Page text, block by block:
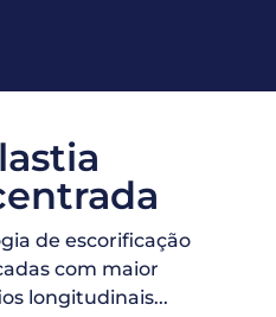
de escorificação
com maior
longitudinais...